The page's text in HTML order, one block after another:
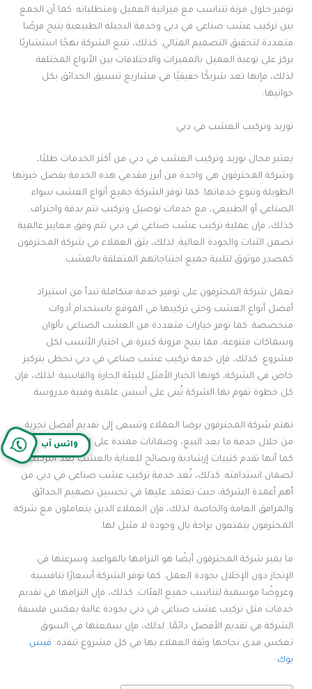
توفير حلول مرنة تتناسب مع ميزانية العميل ومتطلباته. كما أن الجمع
بين تركيب عشب صناعي في دبي وخدمة النجيلة الطبيعية يتيح فرصًا
متعددة لتحقيق التصميم المثالي. كذلك، تتبع الشركة نهجًا استشاريًا
يركز على توعية العميل بالمميزات والاختلافات بين الأنواع المختلفة.
لذلك، فإنها تعد شريكًا حقيقيًا في مشاريع تنسيق الحدائق بكل
جوانبها.
توريد وتركيب العشب في دبي
يعتبر مجال توريد وتركيب العشب في دبي من أكثر الخدمات طلبًا،
وشركة المحترفون هي واحدة من أبرز مقدمي هذه الخدمة بفضل خبرتها
الطويلة وتنوع خدماتها. كما توفر الشركة جميع أنواع العشب سواء
الصناعي أو الطبيعي، مع خدمات توصيل وتركيب تتم بدقة واحتراف.
كذلك، فإن عملية تركيب عشب صناعي في دبي تتم وفق معايير عالمية
تضمن الثبات والجودة العالية. لذلك، يثق العملاء في شركة المحترفون
كمصدر موثوق لتلبية جميع احتياجاتهم المتعلقة بالعشب.
تعمل شركة المحترفون على توفير خدمة متكاملة تبدأ من استيراد
أفضل أنواع العشب وحتى تركيبها في الموقع باستخدام أدوات
متخصصة. كما توفر خيارات متعددة من العشب الصناعي بألوان
وسماكات متنوعة، مما يتيح مرونة كبيرة في اختيار الأنسب لكل
مشروع. كذلك، فإن خدمة تركيب عشب صناعي في دبي تحظى بتركيز
خاص في الشركة، كونها الخيار الأمثل للبيئة الحارة والقاسية. لذلك، فإن
كل خطوة تقوم بها الشركة تُبنى على أسس علمية وفنية مدروسة.
تهتم شركة المحترفون برضا العملاء وتسعى إلى تقديم أفضل تجربة
من خلال خدمة ما بعد البيع، وضمانات ممتدة على التوريد والتركيب.
كما أنها تقدم كتيبات إرشادية ونصائح للعناية بالعشب بعد التركيب
لضمان استدامته. كذلك، تُعد خدمة تركيب عشب صناعي في دبي من
أهم أعمدة الشركة، حيث تعتمد عليها في تحسين تصميم الحدائق
والمرافق العامة والخاصة. لذلك، فإن العملاء الذين يتعاملون مع شركة
المحترفون يتمتعون براحة بال وجودة لا مثيل لها.
ما يميز شركة المحترفون أيضًا هو التزامها بالمواعيد وسرعتها في
الإنجاز دون الإخلال بجودة العمل. كما توفر الشركة أسعارًا تنافسية
وعروضًا موسمية لتناسب جميع الفئات. كذلك، فإن التزامها في تقديم
خدمات مثل تركيب عشب صناعي في دبي بجودة عالية يعكس فلسفة
الشركة في تقديم الأفضل دائمًا. لذلك، فإن سمعتها في السوق
تعكس مدى نجاحها وثقة العملاء بها في كل مشروع تنفذه. فيس
بوك
واتس آب